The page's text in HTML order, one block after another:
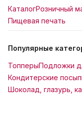
КаталогРозничный
Пищевая печать
Популярные
ТопперыПодложки
Кондитерские
Шоколад, глазурь,